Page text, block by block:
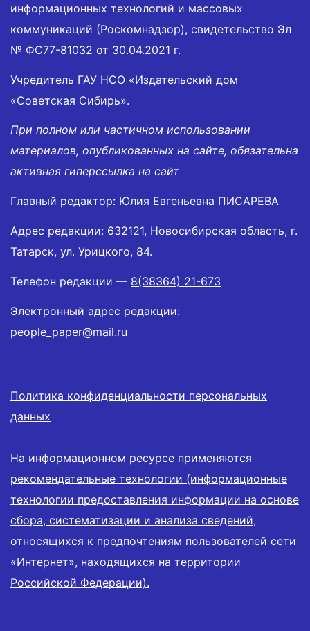
информационных технологий и массовых
коммуникаций (Роскомнадзор), свидетельство Эл
№ ФС77-81032 от 30.04.2021 г.
Учредитель ГАУ НСО «Издательский дом
«Советская Сибирь».
При полном или частичном использовании
материалов, опубликованных на сайте, обязательна
активная гиперссылка на сайт
Главный редактор: Юлия Евгеньевна ПИСАРЕВА
Адрес редакции: 632121, Новосибирская область, г.
Татарск, ул. Урицкого, 84.
Телефон редакции — 8(38364) 21-673
Электронный адрес редакции:
people_paper@mail.ru
Политика конфиденциальности персональных
данных
На информационном ресурсе применяются
рекомендательные технологии (информационные
технологии предоставления информации на основе
сбора, систематизации и анализа сведений,
относящихся к предпочтениям пользователей сети
«Интернет», находящихся на территории
Российской Федерации).